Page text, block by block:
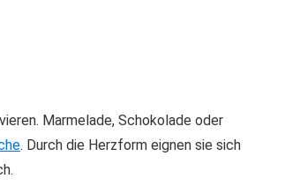
Marmelade, Schokolade oder
. Durch die Herzform eignen sie sich